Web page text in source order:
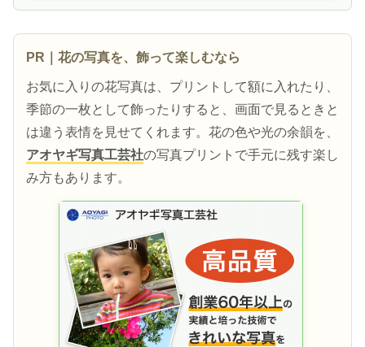
PR｜花の写真を、飾って楽しむなら
お気に入りの花写真は、プリントして額に入れたり、
季節の一枚として飾ったりすると、画面で見るときと
は違う表情を見せてくれます。花の色や光の余韻を、
アオヤギ写真工芸社の写真プリントで手元に残す楽し
み方もあります。